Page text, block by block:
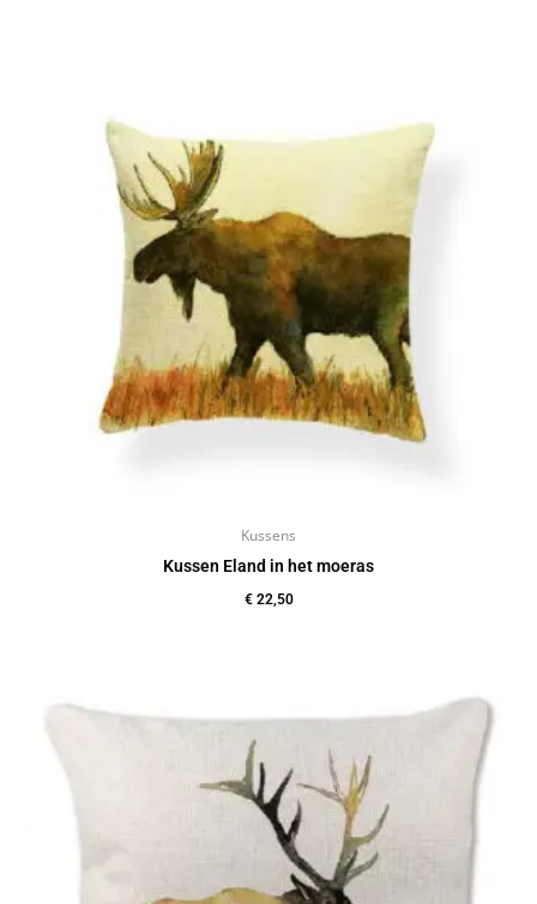
Kussens
Kussen Eland in het moeras
€22,50